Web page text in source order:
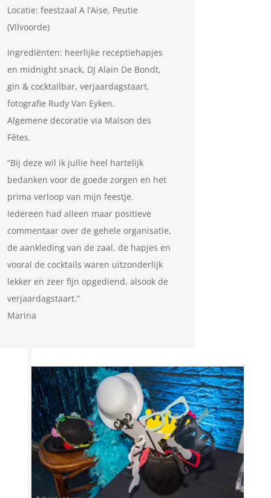
Locatie: feestzaal A l’Aise, Peutie
(Vilvoorde)
Ingrediënten: heerlijke receptiehapjes
en midnight snack, DJ Alain De Bondt,
gin & cocktailbar, verjaardagstaart,
fotografie Rudy Van Eyken.
Algemene decoratie via Maison des
Fêtes.
“Bij deze wil ik jullie heel hartelijk
bedanken voor de goede zorgen en het
prima verloop van mijn feestje.
Iedereen had alleen maar positieve
commentaar over de gehele organisatie,
de aankleding van de zaal, de hapjes en
vooral de cocktails waren uitzonderlijk
lekker en zeer fijn opgediend, alsook de
verjaardagstaart.”
Marina